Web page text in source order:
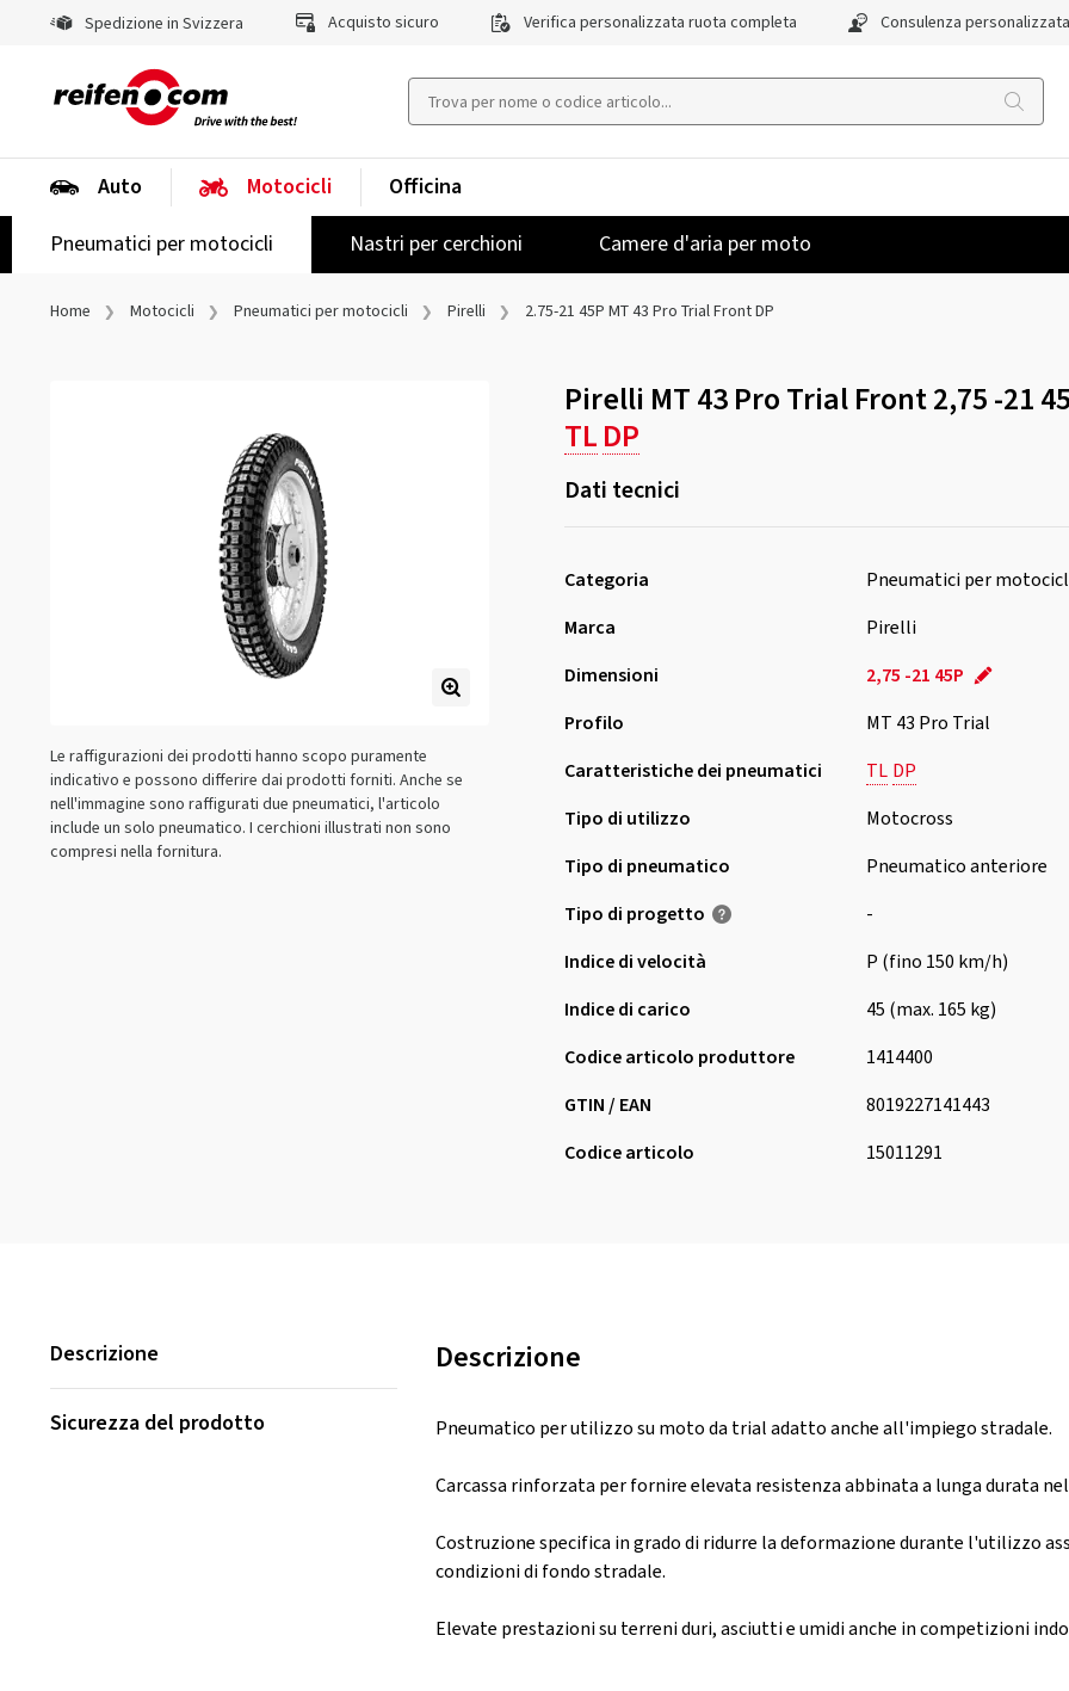
Spedizione in Svizzera Acquisto sicuro Verifica personalizzata ruota completa Consulenza
Auto
Motocicli
Pneumatici per motocicli
Nastri per cerchioni Camere d'aria per moto
Officina
Home Motocicli Pneumatici per motocicli Pirelli 2.75-21 45P MT 43 Pro Trial Front DP
Le raffigurazioni dei prodotti hanno scopo puramente
indicativo e possono differire dai prodotti forniti. Anche se
nell'immagine sono raffigurati due pneumatici, l'articolo
include un solo pneumatico. I cerchioni illustrati non sono
compresi nella fornitura.
Pirelli MT 43 Pro Trial Front 2,75 -21
TLDP
Dati tecnici
Categoria
Pneumatici per
Marca
Pirelli
Dimensioni
2,75 -21 45P
Profilo
MT 43 Pro Trial
Caratteristiche dei pneumatici
TL DP
Tipo di utilizzo
Motocross
Tipo di pneumatico
Pneumatico anteriore
Tipo di progetto
-
Indice di velocità
P (fino 150 km/h)
Indice di carico
45 (max. 165 kg)
Codice articolo produttore
1414400
GTIN / EAN
8019227141443
Codice articolo
15011291
Descrizione
Sicurezza del prodotto
Descrizione
Pneumatico per utilizzo su moto da trial adatto anche all'impiego stradale.
Carcassa rinforzata per fornire elevata resistenza abbinata a lunga durata
Costruzione specifica in grado di ridurre la deformazione durante l'utilizzo
condizioni di fondo stradale.
Elevate prestazioni su terreni duri, asciutti e umidi anche in competizioni